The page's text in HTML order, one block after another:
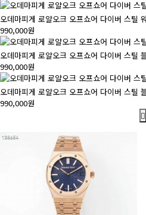
오데마피게 로얄오크 오프쇼어 다이버 스틸
990,000원
오데마피게 로얄오크 오프쇼어 다이버 스틸
990,000원
오데마피게 로얄오크 오프쇼어 다이버 스틸
990,000원